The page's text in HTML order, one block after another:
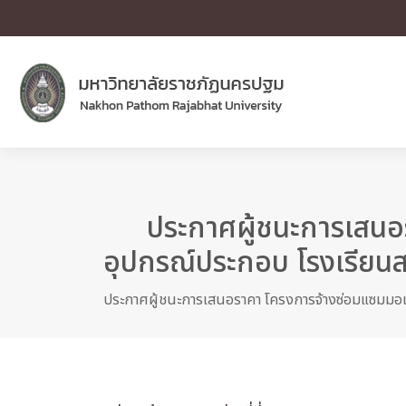
ประกาศผู้ชนะการเส
อุปกรณ์ประกอบ โรงเรียน
ประกาศผู้ชนะการเสนอราคา โครงการจ้างซ่อมแซม